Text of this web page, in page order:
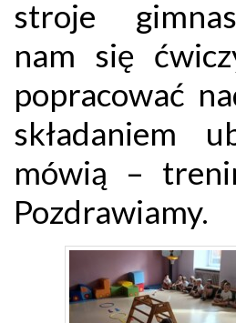
stroje
nam się
popracować
składaniem
mówią –
Pozdrawiamy.